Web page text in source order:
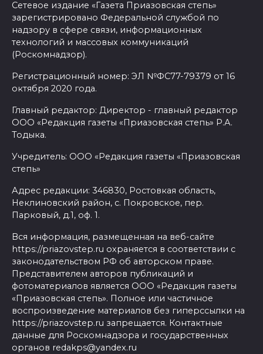
Сетевое издание «Газета Приазовская степь»
зарегистрировано Федеральной службой по
надзору в сфере связи, информационных
технологий и массовых коммуникаций
(Роскомнадзор).
Регистрационный номер: ЭЛ №ФС77-79379 от 16
октября 2020 года.
Главный редактор: Директор - главный редактор
ООО «Редакция газеты «Приазовская степь» Р.А.
Тодыка.
Учредитель: ООО «Редакция газеты «Приазовская
степь»
Адрес редакции: 346830, Ростовкая область,
Неклиновский район, с. Покровское, пер.
Парковый, д.1, оф. 1.
Вся информация, размещенная на веб-сайте
https://priazovstep.ru охраняется в соответствии с
законодательством РФ об авторском праве.
Представителем авторов публикаций и
фотоматериалов является ООО «Редакция газеты
«Приазовская степь». Полное или частичное
воспроизведение материалов без гиперссылки на
https://priazovstep.ru запрещается. Контактные
данные для Роскомнадзора и государственных
органов redakps@yandex.ru